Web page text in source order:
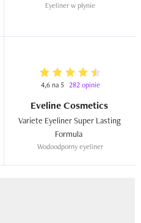
Eyeliner w płynie
4,6 na 5 282 opinie
Eveline Cosmetics
Variete Eyeliner Super Lasting
Wodoodporny eyeliner